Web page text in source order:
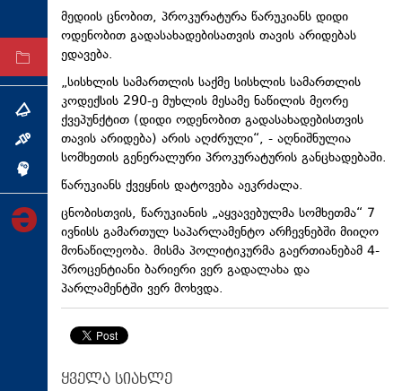
ტაბლოიდი
არქივი
ინტერვიუ
მედიის ცნობით, პროკურატურა წარუკიანს დიდი
ოდენობით გადასახადებისათვის თავის არიდებას
ედავება.
„სისხლის სამართლის საქმე სისხლის სამართლის
კოდექსის 290-ე მუხლის მესამე ნაწილის მეორე
ქვეპუნქტით (დიდი ოდენობით გადასახადებისთვის
თავის არიდება) არის აღძრული“, - აღნიშნულია
სომხეთის გენერალური პროკურატურის განცხადებაში.
წარუკიანს ქვეყნის დატოვება აეკრძალა.
ცნობისთვის, წარუკიანის „აყვავებულმა სომხეთმა“ 7
ივნისს გამართულ საპარლამენტო არჩევნებში მიიღო
მონაწილეობა. მისმა პოლიტიკურმა გაერთიანებამ 4-
პროცენტიანი ბარიერი ვერ გადალახა და
პარლამენტში ვერ მოხვდა.
ყველა სიახლე